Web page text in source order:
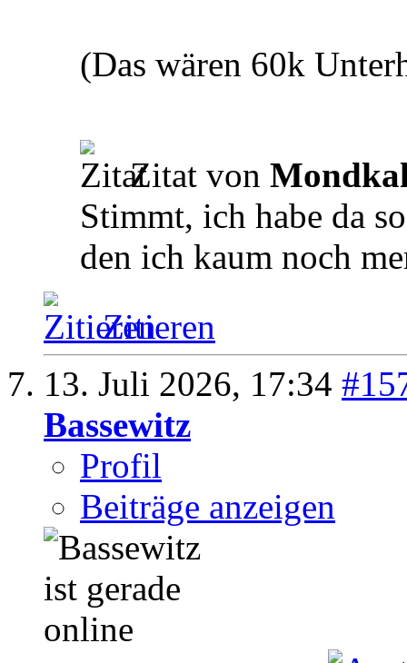
(Das wären 60k
Zitat von
Stimmt, ich habe da
den ich kaum noch
Zitieren
13. Juli 2026, 17:34
Bassewitz
Profil
Beiträge anzeigen